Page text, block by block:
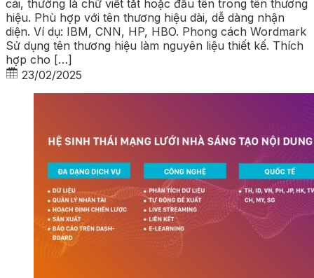
cái, thường là chữ viết tắt hoặc đầu tên trong tên thương
hiệu. Phù hợp với tên thương hiệu dài, dễ dàng nhận
diện. Ví dụ: IBM, CNN, HP, HBO. Phong cách Wordmark
Sử dụng tên thương hiệu làm nguyên liệu thiết kế. Thích
hợp cho […]
23/02/2025